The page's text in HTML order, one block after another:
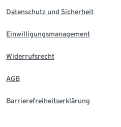
Datenschutz und Sicherheit
Einwilligungsmanagement
Widerrufsrecht
AGB
Barrierefreiheitserklärung